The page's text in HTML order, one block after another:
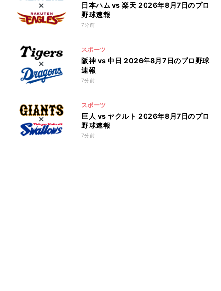
日本ハム vs 楽天 2026年8月7日のプロ
野球速報
7分前
スポーツ
阪神 vs 中日 2026年8月7日のプロ野球
速報
7分前
スポーツ
巨人 vs ヤクルト 2026年8月7日のプロ
野球速報
7分前